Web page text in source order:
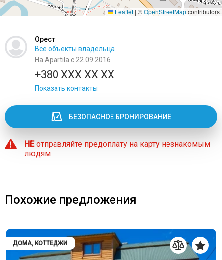
Leaflet | ©OpenStreetMapcontributors
Орест
Все объекты владельца
На Apartila с 22.09.2016
+380 XXX XX XX
Показать контакты
БЕЗОПАСНОЕ БРОНИРОВАНИЕ
НЕотправляйте предоплату на карту незнакомым
людям
Похожие предложения
ДОМА, КОТТЕДЖИ